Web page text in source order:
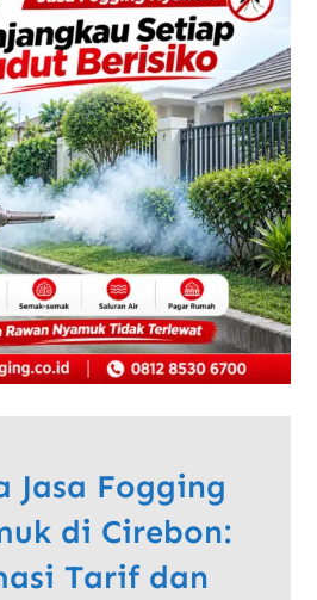
Jasa Fogging
di Cirebon:
Tarif dan